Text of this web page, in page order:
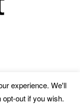
experience. We'll
out if you wish.